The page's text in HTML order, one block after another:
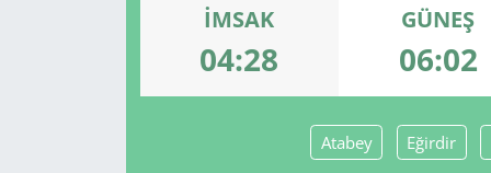
İMSAK
04:28
GÜNEŞ
06:02
Atabey Eğirdir
HABERDE İNSAN